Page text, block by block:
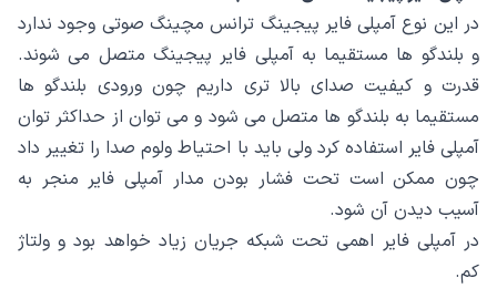
در این نوع آمپلی فایر پیجینگ ترانس مچینگ صوتی وجود ندارد
و بلندگو ها مستقیما به آمپلی فایر پیجینگ متصل می شوند.
قدرت و کیفیت صدای بالا تری داریم چون ورودی بلندگو ها
مستقیما به بلندگو ها متصل می شود و می توان از حداکثر توان
آمپلی فایر استفاده کرد ولی باید با احتیاط ولوم صدا را تغییر داد
چون ممکن است تحت فشار بودن مدار آمپلی فایر منجر به
آسیب دیدن آن شود.
در آمپلی فایر اهمی تحت شبکه جریان زیاد خواهد بود و ولتاژ
کم.